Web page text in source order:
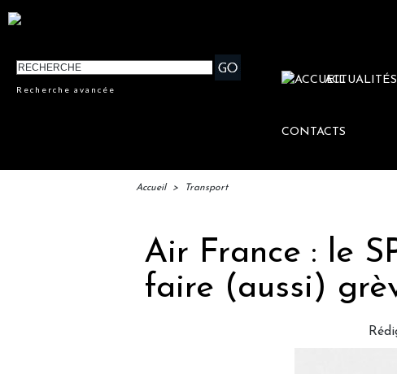
Recherche avancée
ACTUALITÉS
CONTACTS
Accueil > Transport
Air France : le
faire (aussi)